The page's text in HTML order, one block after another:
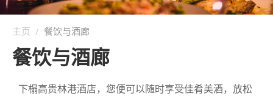
酒店环境
方向与地图
留言推荐
概况
西翼客房
高级单床客房
东翼客房
餐饮与酒廊
服务与休闲
概况
活动
主页 / 餐饮与酒廊
餐饮与酒廊
下榻高贵林港酒店，您便可以随时享受佳肴美酒，放松